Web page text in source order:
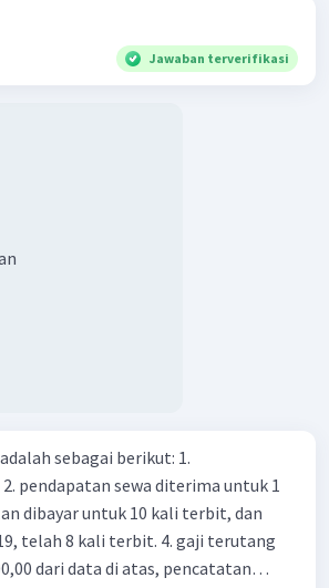
Jawaban terverifikasi
sebagai berikut: 1.
telah 8 kali terbit. 4. gaji terutang
dari data di atas, pencatatan